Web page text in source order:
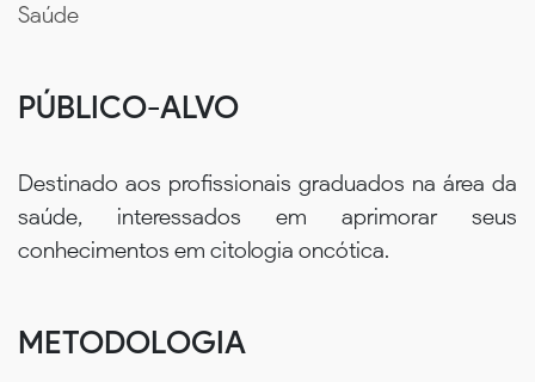
Saúde
PÚBLICO-ALVO
Destinado aos profissionais graduados na área da
saúde, interessados em aprimorar seus
conhecimentos em citologia oncótica.
METODOLOGIA